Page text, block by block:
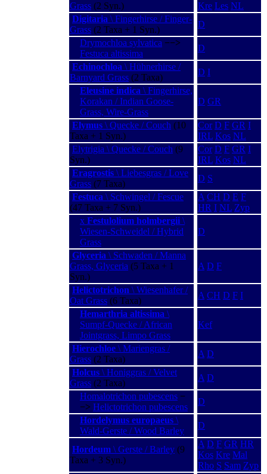
Grass (2 Syn.) Kre Les NL
Digitaria \ Fingerhirse / Finger-
Grass (2 Taxa + 1 Syn.)
D
Drymochloa sylvatica −−>
Festuca altissima
D
Echinochloa \ Hühnerhirse /
Barnyard Grass (2 Taxa)
D I
Eleusine indica \ Fingerhirse,
Korakan / Indian Goose-
Grass, Wire-Grass
D GR
Elymus \ Quecke / Couch (10
Taxa + 1 Syn.)
Cor D F GR I
IRL Kos NL
Elytrigia \ Quecke / Couch (9
Syn.)
Cor D F GR I
IRL Kos NL
Eragrostis \ Liebesgras / Love
Grass (7 Taxa)
D S
Festuca \ Schwingel / Fescue
(47 Taxa + 7 Syn.)
A CH D E F
HR I NL Zyp
x Festulolium holmbergii \
Wiesen-Schweidel / Hybrid
Grass
D
Glyceria \ Schwaden / Manna
Grass, Glyceria (5 Taxa + 1
Syn.)
A D F
Helictotrichon \ Wiesenhafer /
Oat Grass (6 Taxa)
A CH D F I
Hemarthria altissima \
Sumpf-Quecke / African
Jointgrass, Limpo Grass
Kef
Hierochloe \ Mariengras /
Grass (2 Taxa)
A D
Holcus \ Honiggras / Velvet
Grass (2 Taxa)
A D
Homalotrichon pubescens −
−> Helictotrichon pubescens
D
Hordelymus europaeus \
Wald-Gerste / Wood Barley
D
Hordeum \ Gerste / Barley (9
Taxa + 3 Syn.)
A D F GR HR
Kos Kre Mal
Rho S Sam Zyp